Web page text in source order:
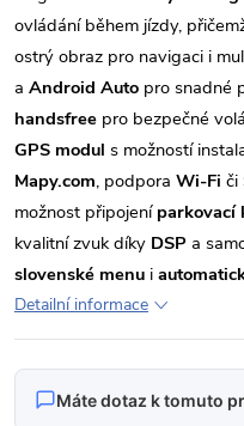
ovládání během jízdy,
ostrý obraz pro navigaci i
a Android Auto pro snadné
handsfree pro bezpečné
GPS modul s možností
Mapy.com, podpora Wi-Fi či
možnost připojení parkovací
kvalitní zvuk díky DSP a
slovenské menu i
Detailní informace
Máte dotaz k tomuto